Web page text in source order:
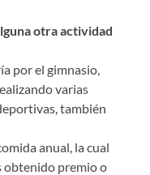
otra actividad
por el gimnasio,
varias
también
anual, la cual
obtenido premio o